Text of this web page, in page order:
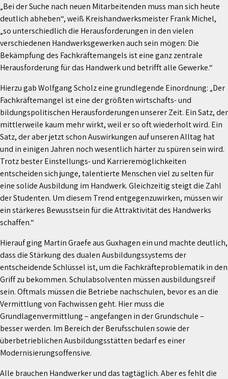
„Bei der Suche nach neuen Mitarbeitenden muss man sich heute
deutlich abheben“, weiß Kreishandwerksmeister Frank Michel,
„so unterschiedlich die Herausforderungen in den vielen
verschiedenen Handwerksgewerken auch sein mögen: Die
Bekämpfung des Fachkräftemangels ist eine ganz zentrale
Herausforderung für das Handwerk und betrifft alle Gewerke.“
Hierzu gab Wolfgang Scholz eine grundlegende Einordnung: „Der
Fachkräftemangel ist eine der größten wirtschafts- und
bildungspolitischen Herausforderungen unserer Zeit. Ein Satz, der
mittlerweile kaum mehr wirkt, weil er so oft wiederholt wird. Ein
Satz, der aber jetzt schon Auswirkungen auf unseren Alltag hat
und in einigen Jahren noch wesentlich härter zu spüren sein wird.
Trotz bester Einstellungs- und Karrieremöglichkeiten
entscheiden sich junge, talentierte Menschen viel zu selten für
eine solide Ausbildung im Handwerk. Gleichzeitig steigt die Zahl
der Studenten. Um diesem Trend entgegenzuwirken, müssen wir
ein stärkeres Bewusstsein für die Attraktivität des Handwerks
schaffen.“
Hierauf ging Martin Graefe aus Guxhagen ein und machte deutlich,
dass die Stärkung des dualen Ausbildungssystems der
entscheidende Schlüssel ist, um die Fachkräfteproblematik in den
Griff zu bekommen. Schulabsolventen müssen ausbildungsreif
sein. Oftmals müssen die Betriebe nachschulen, bevor es an die
Vermittlung von Fachwissen geht. Hier muss die
Grundlagenvermittlung – angefangen in der Grundschule –
besser werden. Im Bereich der Berufsschulen sowie der
überbetrieblichen Ausbildungsstätten bedarf es einer
Modernisierungsoffensive.
Alle brauchen Handwerker und das tagtäglich. Aber es fehlt die